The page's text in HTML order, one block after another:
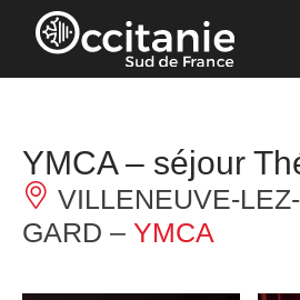
Panneau de gestion des cookies
YMCA – séjour
VILLENEUVE-
GARD – YMCA